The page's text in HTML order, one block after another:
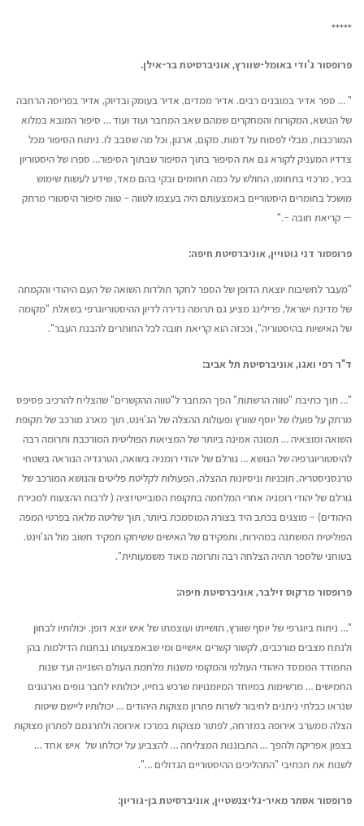
*****
פרופסור ג'ודי באומל-שוורץ, אוניברסיטת בר-אילן.
" … ספר אדיר במובנים רבים. אדיר ממדים, אדיר בעומק ובדיוק, אדיר בפריסה הרחבה
של הנושא, המקורות והמחקרים שמהם שאב המחבר ועוד ועוד … סיפור המובא במלוא
המורכבות, מבלי לפסוח על דמות, מקום, ארגון, וכל מה שסבב לו. ניתוח הסיפור מכל
צדדיו המעניק לקורא גם את הסיפור בתוך הסיפור שבתוך הסיפור… ספרו של היסטוריון
בכיר, מרכזי בתחומו, החולש על כמה תחומים ובקי בהם מאד, שידע לעשות שימוש
מושכל בחומרים היסטוריים באמצעותם היה בעצמו לטווה – טווה סיפור היסטורי מרתק
— קריאת חובה –."
פרופסור דני גוטויין, אוניברסיטת חיפה:
"מעבר לחשיבות יוצאת הדופן של הספר לחקר תולדות השואה של העם היהודי והקמתה
של מדינת ישראל, פרילינג מציע גם תרומה נדירה לדיון ההיסטוריוגרפי בשאלת "מקומה
של האישיות בהיסטוריה", וככזה הוא קריאת חובה לכל החותרים להבנת העבר".
ד"ר רפי ואגו, אוניברסיטת תל אביב:
"… תוך כתיבת "טווה הרשתות" הפך המחבר ל"טווה ההקשרים" שהצליח להרכיב פסיפס
מרתק על פועלו של יוסף שוורץ ופעולות ההצלה של הג'וינט, תוך מארג מורכב של תקופת
השואה ומוצאיה … תמונה אמינה ביותר של המציאות הפוליטית המורכבת ותרומה רבה
להיסטוריוגרפיה של הנושא … גורלם של יהודי רומניה בשואה, הטרגדיה הנוראה בשטחי
טרנסניסטריה, תוכניות וניסיונות ההצלה, הפעולות לקליטת פליטים והנושא המורכב של
גורלם של יהודי רומניה אחרי המלחמה בתקופת הסובייטיזציה ( לרבות ההצעות למכירת
היהודים) – מוצגים בכתב היד בצורה המוסמכת ביותר, תוך שליטה מלאה בפרטי המפה
הפוליטית המשתנה במהירות, ותפקידם של האישים ששיחקו תפקיד חשוב מול הג'וינט.
בטוחני שלספר תהיה הצלחה רבה ותרומה מאוד משמעותית".
פרופסור מרקוס זילבר, אוניברסיטת חיפה:
"… ניתוח ביוגרפי של יוסף שוורץ, תושייתו ועוצמתו של איש יוצא דופן. יכולותיו לבחון
ולנתח מצבים מורכבים, לקשור קשרים אישיים ומי שבאמצעותו נבחנות הדילמות בהן
התמודד הממסד היהודי העולמי והמקומי משנות מלחמת העולם השנייה ועד שנות
החמישים … מרשימות במיוחד המיומנויות שרכש בחייו, יכולותיו לחבר גופים וארגונים
שנראו כבלתי ניתנים לחיבור לשרות פתרון מצוקות היהודים … יכולותיו ליישם שיטות
הצלה ממערב אירופה במזרחה, לפתור מצוקות במרכז אירופה ולתרגמם לפתרון מצוקות
בצפון אפריקה ולהפך … התבוננות המצליחה … להצביע על יכולתו של איש אחד …
לשנות את תכתיבי "התהליכים ההיסטוריים הגדולים …".
פרופסור אסתר מאיר-גליצנשטיין, אוניברסיטת בן-גוריון: